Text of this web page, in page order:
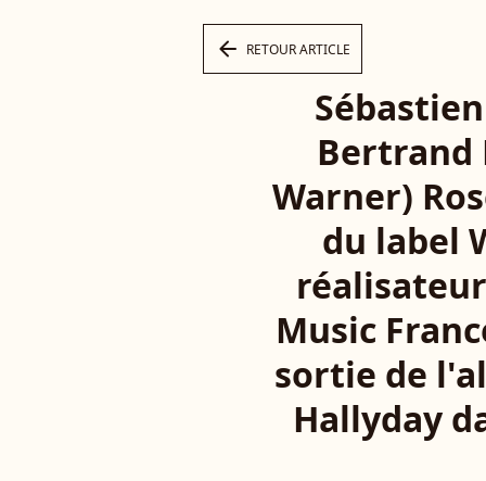
arrow_left RETOUR ARTICLE
Bertrand
Warner)
du label
Music
sortie de
Hallyday